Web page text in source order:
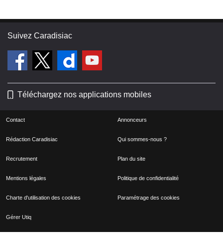
Suivez Caradisiac
Téléchargez nos applications mobiles
Contact Annonceurs
Rédaction Caradisiac Qui sommes-nous ?
Recrutement Plan du site
Mentions légales Politique de confidentialité
Charte d'utilisation des cookies Paramétrage des cookies
Gérer Utiq